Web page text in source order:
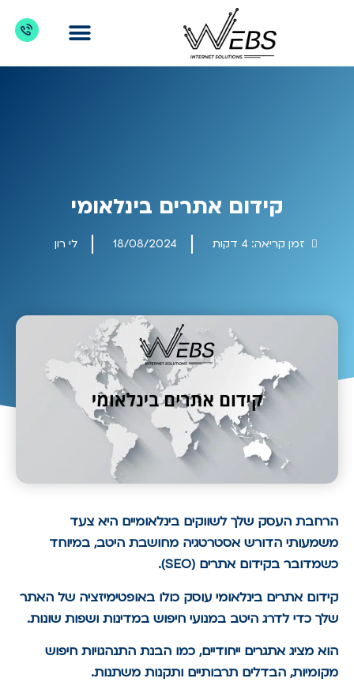
קידום אתרים בינלאומי
זמן קריאה: 4 דקות 18/08/2024 לי רון
הרחבת העסק שלך לשווקים בינלאומיים היא צעד
משמעותי הדורש אסטרטגיה מחושבת היטב, במיוחד
כשמדובר בקידום אתרים (SEO).
קידום אתרים בינלאומי עוסק כולו באופטימיזציה של האתר
שלך כדי לדרג היטב במנועי חיפוש במדינות ושפות שונות.
הוא מציג אתגרים ייחודיים, כמו הבנת התנהגויות חיפוש
מקומיות, הבדלים תרבותיים ותקנות משתנות.